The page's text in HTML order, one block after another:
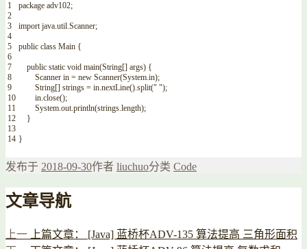
1
2
3
4
5
6
7
8
9
10
11
12
13
14
package adv102;
import java.util.Scanner;
public class Main {
public static void main(String[] args) {
Scanner in = new Scanner(System.in);
String[] strings = in.nextLine().split(" ");
in.close();
System.out.println(strings.length);
}
}
发布于 2018-09-30作者 liuchuo分类 Code
文章导航
上一 上篇文章：
[Java] 蓝桥杯ADV-135 算法提高 三角形面积